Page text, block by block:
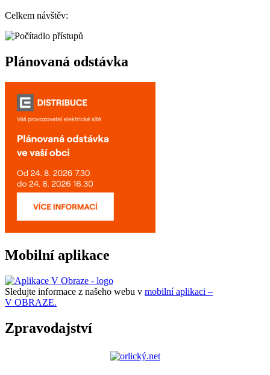
Celkem návštěv:
Plánovaná odstávka
Mobilní aplikace
Sledujte informace z našeho webu v mobilní aplikaci –
V OBRAZE.
Zpravodajství